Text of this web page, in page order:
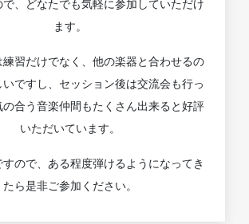
で、どなたでも気軽に参加していただけ
ます。
習だけでなく、他の楽器と合わせるの
ですし、セッション後は交流会も行っ
の合う音楽仲間もたくさん出来ると好評
いただいています。
ので、ある程度弾けるようになってき
たら是非ご参加ください。